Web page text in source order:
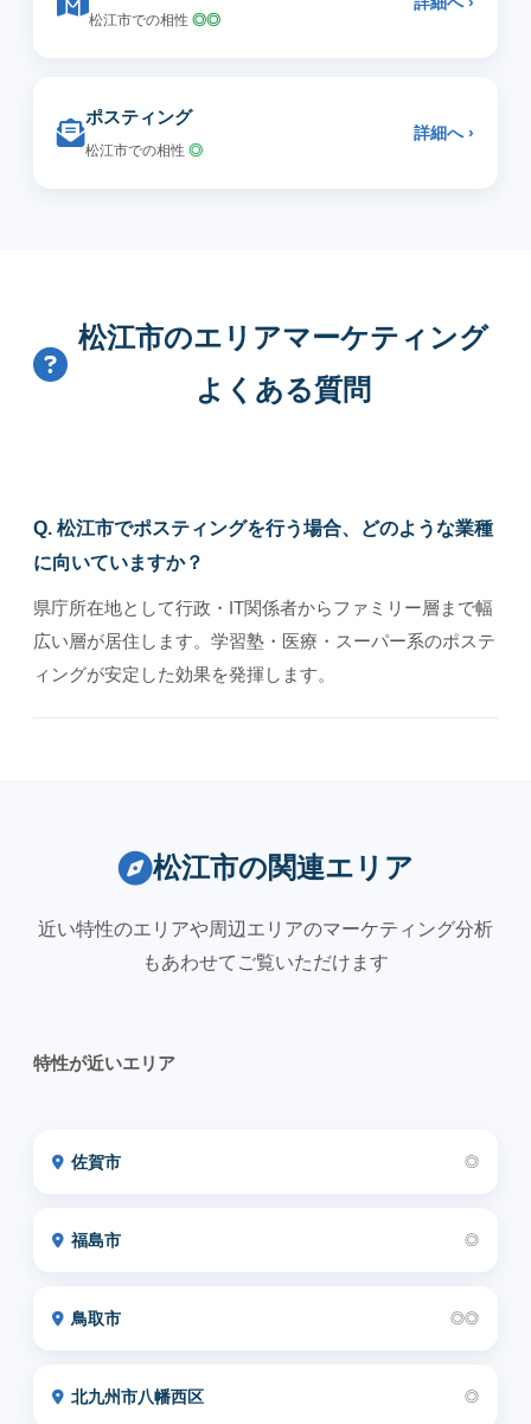
松江市での相性 ◎◎
ポスティング
松江市での相性 ◎
詳細へ ›
松江市のエリアマーケティング
よくある質問
Q. 松江市でポスティングを行う場合、どのような業種
に向いていますか？
県庁所在地として行政・IT関係者からファミリー層まで幅
広い層が居住します。学習塾・医療・スーパー系のポステ
ィングが安定した効果を発揮します。
松江市の関連エリア
近い特性のエリアや周辺エリアのマーケティング分析
もあわせてご覧いただけます
特性が近いエリア
佐賀市 ◎
福島市 ◎
鳥取市 ◎◎
北九州市八幡西区 ◎